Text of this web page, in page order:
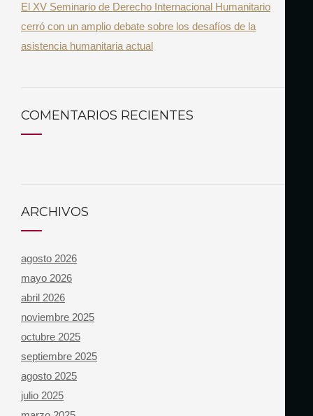
El XV Seminario de Derecho Internacional Humanitario
cerró con un amplio debate sobre los desafíos de la
asistencia humanitaria actual
COMENTARIOS RECIENTES
ARCHIVOS
agosto 2026
mayo 2026
abril 2026
noviembre 2025
octubre 2025
septiembre 2025
agosto 2025
julio 2025